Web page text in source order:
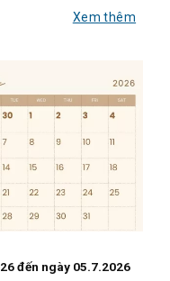
Xem thêm
29.6.2026 đến ngày 05.7.2026